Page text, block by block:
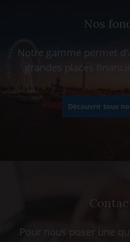
Nos
Notre gamme permet
grandes places
Découvrir tous
Pour nous poser une